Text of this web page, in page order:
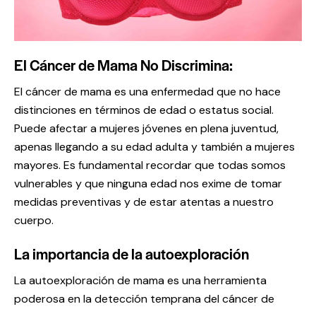
El Cáncer de Mama No Discrimina:
El cáncer de mama es una enfermedad que no hace
distinciones en términos de edad o estatus social.
Puede afectar a mujeres jóvenes en plena juventud,
apenas llegando a su edad adulta y también a mujeres
mayores. Es fundamental recordar que todas somos
vulnerables y que ninguna edad nos exime de tomar
medidas preventivas y de estar atentas a nuestro
cuerpo.
La importancia de la autoexploración
La autoexploración de mama es una herramienta
poderosa en la detección temprana del cáncer de